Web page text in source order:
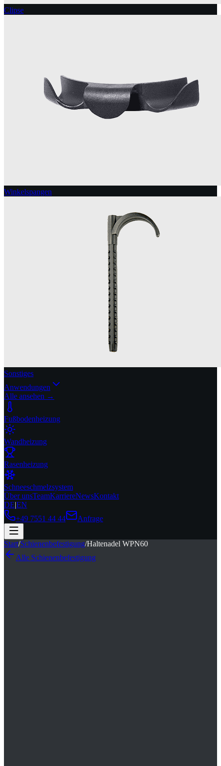
Clipse
Winkelspangen
Sonstiges
Anwendungen
Alle ansehen →
Fußbodenheizung
Wandheizung
Rasenheizung
Schneeschmelzsystem
Über unsTeamKarriereNewsKontakt
DE|EN
+49 7551 44 44
Anfrage
Start/Schienenbefestigung/Haltenadel WPN60
Alle Schienenbefestigung